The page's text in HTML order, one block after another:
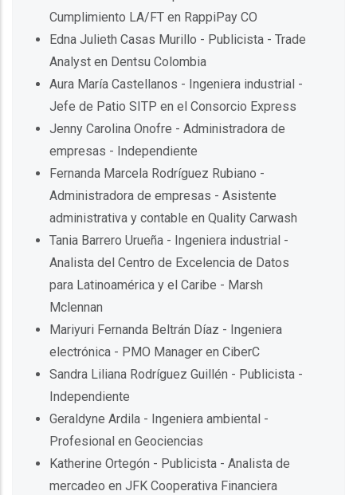
Cumplimiento LA/FT en RappiPay CO
Edna Julieth Casas Murillo - Publicista - Trade
Analyst en Dentsu Colombia
Aura María Castellanos - Ingeniera industrial -
Jefe de Patio SITP en el Consorcio Express
Jenny Carolina Onofre - Administradora de
empresas - Independiente
Fernanda Marcela Rodríguez Rubiano -
Administradora de empresas - Asistente
administrativa y contable en Quality Carwash
Tania Barrero Urueña - Ingeniera industrial -
Analista del Centro de Excelencia de Datos
para Latinoamérica y el Caribe - Marsh
Mclennan
Mariyuri Fernanda Beltrán Díaz - Ingeniera
electrónica - PMO Manager en CiberC
Sandra Liliana Rodríguez Guillén - Publicista -
Independiente
Geraldyne Ardila - Ingeniera ambiental -
Profesional en Geociencias
Katherine Ortegón - Publicista - Analista de
mercadeo en JFK Cooperativa Financiera